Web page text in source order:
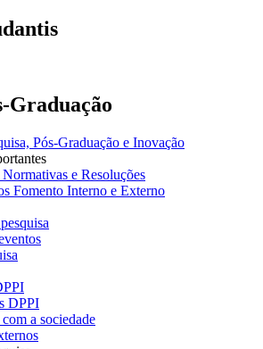
Graduação
Pós-Graduação e Inovação
e Resoluções
Fomento Interno e Externo
DPPI
a sociedade